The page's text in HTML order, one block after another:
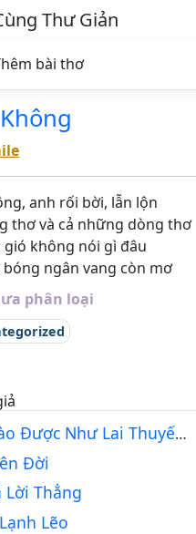
Thư Giản
bài thơ
anh rối bời, lẫn lộn
thơ và cả những dòng thơ
không nói gì đâu
bóng ngân vang còn mơ
phân loại
Có Pháp Nào Được Như Lai Thuyết Hay Không?
Đời
Lời Thẳng
Lẽo